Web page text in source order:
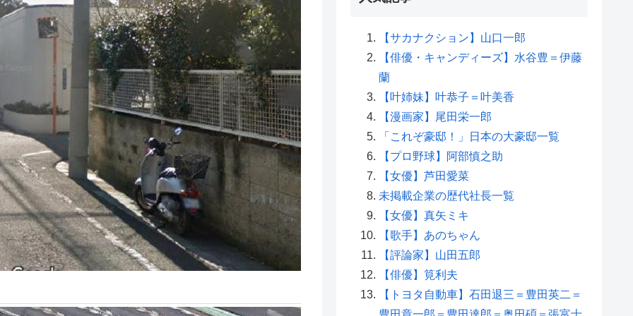
【サカナクション】山口一郎
【俳優・キャンディーズ】水谷豊＝伊藤
蘭
【叶姉妹】叶恭子＝叶美香
【漫画家】尾田栄一郎
「これぞ豪邸！」日本の大豪邸一覧
【プロ野球】阿部慎之助
【女優】芦田愛菜
未掲載企業の歴代社長一覧
【女優】真矢ミキ
【歌手】あのちゃん
【評論家】山田五郎
【俳優】筧利夫
【トヨタ自動車】石田退三＝豊田英二＝